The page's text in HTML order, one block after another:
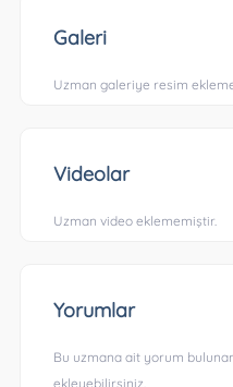
Galeri
Uzman galeriye resim
Videolar
Uzman video eklememiştir.
Yorumlar
Bu uzmana ait yorum
ekleyebilirsiniz.